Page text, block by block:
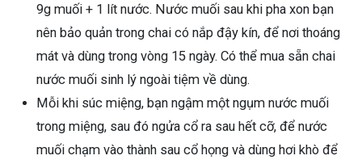
9g muối + 1 lít nước. Nước muối sau khi pha xon bạn
nên bảo quản trong chai có nắp đậy kín, để nơi thoáng
mát và dùng trong vòng 15 ngày. Có thể mua sẵn chai
nước muối sinh lý ngoài tiệm về dùng.
Mỗi khi súc miệng, bạn ngậm một ngụm nước muối
trong miệng, sau đó ngửa cổ ra sau hết cỡ, để nước
muối chạm vào thành sau cổ họng và dùng hơi khò để